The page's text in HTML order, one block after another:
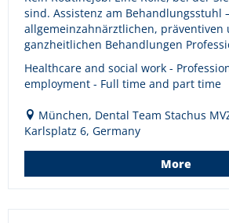
sind. Assistenz am Behandlungsstuhl
allgemeinzahnärztlichen, präventiven
ganzheitlichen Behandlungen
Healthcare and social work -
employment - Full time and part time
München, Dental Team Stachus
Karlsplatz 6, Germany
More